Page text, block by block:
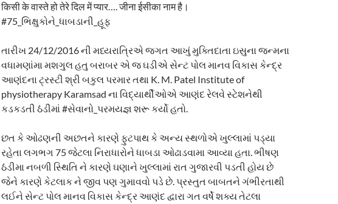
किसी के वास्ते हो तेरे दिल में प्यार…. जीना ईसीका नाम है।
#75_ભિક્ષુકોને_ધાબડાની_હૂફ
તારીખ 24/12/2016 ની મધ્યરાત્રિએ જગત આખું મુક્તિદાતા ઇસુના જન્મના
વધામણાંમા મશગુલ હતુ બરાબર એ જ ઘડીએ સેન્ટ પોલ માનવ વિકાસ કેન્દ્ર
આણંદના ટ્રસ્ટી શ્રી બકુલ પરમાર તથા K. M. Patel Institute of
physiotherapy Karamsad ના વિદ્યાર્થીઓએ આણંદ રેલવે સ્ટેશનેથી
કડકડતી ઠંડીમાં #સેવાનો_પરમયજ્ઞ શરૂ કર્યો હતો.
છત કે ઓઢણની અછતને કારણે ફુટપાથ કે અન્ય સ્થળોએ ખુલ્લામાં પડ્યા
રહેતા લગભગ 75 જેટલા નિરાધારોને ધાબડા ઓઢાડવામા આવ્યા હતા. ભીષણ
ઠંડીમા નબળી સ્થિતિ ને કારણે ઘણાને ખુલ્લામાં રાત ગુજારવી પડતી હોય છે
જેને કારણે કેટલાક ને જીવ પણ ગુમાવવો પડે છે. પ્રસ્તુત બાબતને ગંભીરતાથી
લઈને સેન્ટ પોલ માનવ વિકાસ કેન્દ્ર આણંદ દ્વારા ગત વર્ષે શક્ય તેટલા